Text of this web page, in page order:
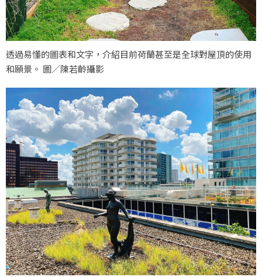
透過易懂的圖表和文字，介紹目前荷蘭甚至是全球對屋頂的使用
和願景。 圖／陳若齡攝影